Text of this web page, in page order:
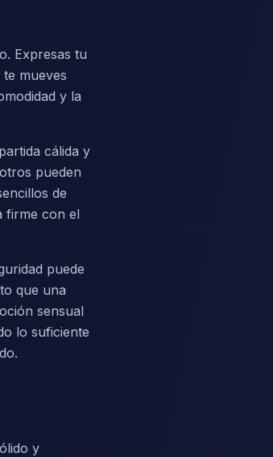
Expresas tu
mueves
y la
cálida y
pueden
de
firme con el
puede
que una
sensual
lo suficiente
y